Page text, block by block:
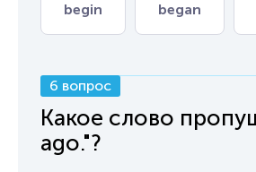
begin began
6 вопрос
Какое слово
ago."?